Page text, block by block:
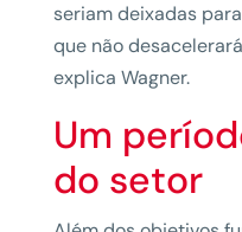
seriam deixadas
que não
explica Wagner.
Um
do setor